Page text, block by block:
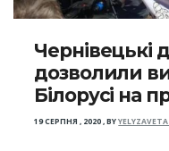
Чернівецькі
дозволили
Білорусі на
19 СЕРПНЯ , 2020,BY